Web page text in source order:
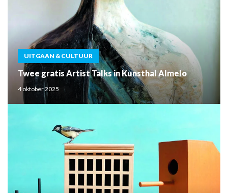
UITGAAN & CULTUUR
Twee gratis Artist Talks in Kunsthal Almelo
4 oktober 2025